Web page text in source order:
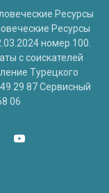
Ресурсы
Ресурсы
номер 100.
с соискателей
Турецкого
29 87 Сервисный
06